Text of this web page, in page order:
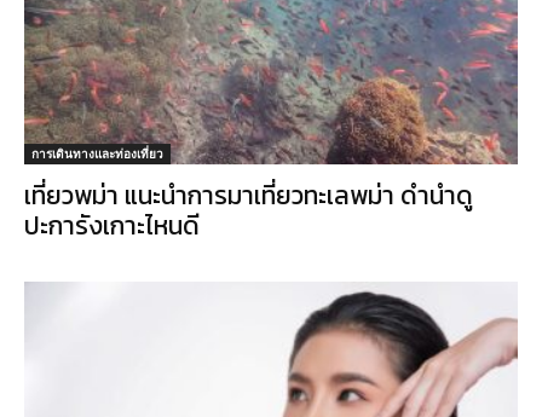
การเดินทางและท่องเที่ยว
เที่ยวพม่า แนะนำการมาเที่ยวทะเลพม่า ดำนำดู
ปะการังเกาะไหนดี